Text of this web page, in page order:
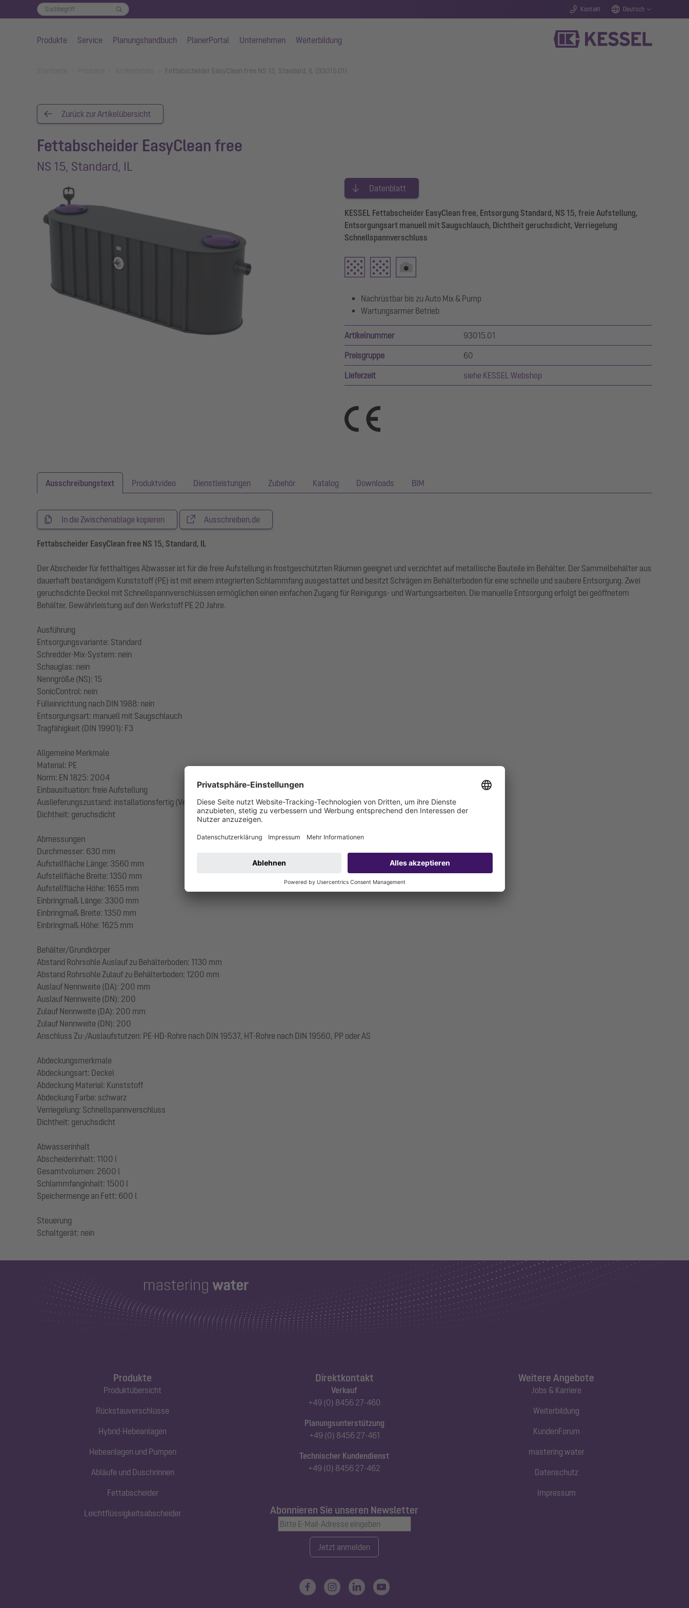
Kontakt Deutsch
Produkte Service Planungshandbuch PlanerPortal Unternehmen Weiterbildung
Fettabscheider EasyClean free NS 15, Standard, IL (93015.01)
Zurück zur Artikelübersicht
Fettabscheider EasyClean free
NS 15, Standard, IL
Datenblatt
KESSEL Fettabscheider EasyClean free, Entsorgung Standard, NS 15, freie Aufstellung,
Entsorgungsart manuell mit Saugschlauch, Dichtheit geruchsdicht, Verriegelung
Schnellspannverschluss
Nachrüstbar bis zu Auto Mix & Pump
Wartungsarmer Betrieb
Artikelnummer 93015.01
Preisgruppe 60
Lieferzeit siehe KESSEL Webshop
Ausschreibungstext Produktvideo Dienstleistungen Zubehör Katalog Downloads BIM
In die Zwischenablage kopieren Ausschreiben.de
Fettabscheider EasyClean free NS 15, Standard, IL
Der Abscheider für fetthaltiges Abwasser ist für die freie Aufstellung in frostgeschützten Räumen geeignet und verzichtet auf metallische Bauteile im Behälter. Der Sammelbehälter aus
dauerhaft beständigem Kunststoff (PE) ist mit einem integrierten Schlammfang ausgestattet und besitzt Schrägen im Behälterboden für eine schnelle und saubere Entsorgung. Zwei
geruchsdichte Deckel mit Schnellspannverschlüssen ermöglichen einen einfachen Zugang für Reinigungs- und Wartungsarbeiten. Die manuelle Entsorgung erfolgt bei geöffnetem
Behälter. Gewährleistung auf den Werkstoff PE 20 Jahre.
Ausführung
Entsorgungsvariante: Standard
Schredder-Mix-System: nein
Schauglas: nein
Nenngröße (NS): 15
SonicControl: nein
Fülleinrichtung nach DIN 1988: nein
Entsorgungsart: manuell mit Saugschlauch
Tragfähigkeit (DIN 19901): F3
Allgemeine Merkmale
Material: PE
Norm: EN 1825: 2004
Einbausituation: freie Aufstellung
Auslieferungszustand: installationsfertig (Verbindungsteile sind bauseits anzuschließen)
Dichtheit: geruchsdicht
Abmessungen
Durchmesser: 630 mm
Aufstellfläche Länge: 3560 mm
Aufstellfläche Breite: 1350 mm
Aufstellfläche Höhe: 1655 mm
Einbringmaß Länge: 3300 mm
Einbringmaß Breite: 1350 mm
Einbringmaß Höhe: 1625 mm
Behälter/Grundkörper
Abstand Rohrsohle Auslauf zu Behälterboden: 1130 mm
Abstand Rohrsohle Zulauf zu Behälterboden: 1200 mm
Auslauf Nennweite (DA): 200 mm
Auslauf Nennweite (DN): 200
Zulauf Nennweite (DA): 200 mm
Zulauf Nennweite (DN): 200
Anschluss Zu-/Auslaufstutzen: PE-HD-Rohre nach DIN 19537, HT-Rohre nach DIN 19560, PP oder AS
Abdeckungsmerkmale
Abdeckungsart: Deckel
Abdeckung Material: Kunststoff
Abdeckung Farbe: schwarz
Verriegelung: Schnellspannverschluss
Dichtheit: geruchsdicht
Abwasserinhalt
Abscheiderinhalt: 1100 l
Gesamtvolumen: 2600 l
Schlammfanginhalt: 1500 l
Speichermenge an Fett: 600 l
Steuerung
Produkte
Produktübersicht
Rückstauverschlüsse
Hybrid-Hebeanlagen
Hebeanlagen und Pumpen
Abläufe und Duschrinnen
Fettabscheider
Leichtflüssigkeitsabscheider
Direktkontakt
Verkauf
+49 (0) 8456 27-460
Planungsunterstützung
+49 (0) 8456 27-461
Technischer Kundendienst
+49 (0) 8456 27-462
Abonnieren Sie unseren Newsletter
Jetzt anmelden
Weitere Angebote
Jobs & Karriere
Weiterbildung
KundenForum
mastering water
Datenschutz
Impressum